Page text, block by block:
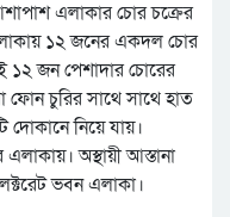
এলাকার চোর চক্রের
১২ জনের একদল চোর
১২ জন পেশাদার চোরের
ফোন চুরির সাথে সাথে হাত
দোকানে নিয়ে যায়।
অস্থায়ী আস্তানা
ভবন এলাকা।